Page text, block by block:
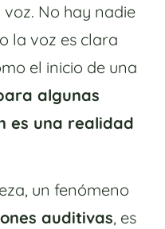
voz. No hay nadie
la voz es clara
el inicio de una
algunas
es una realidad
un fenómeno
auditivas, es